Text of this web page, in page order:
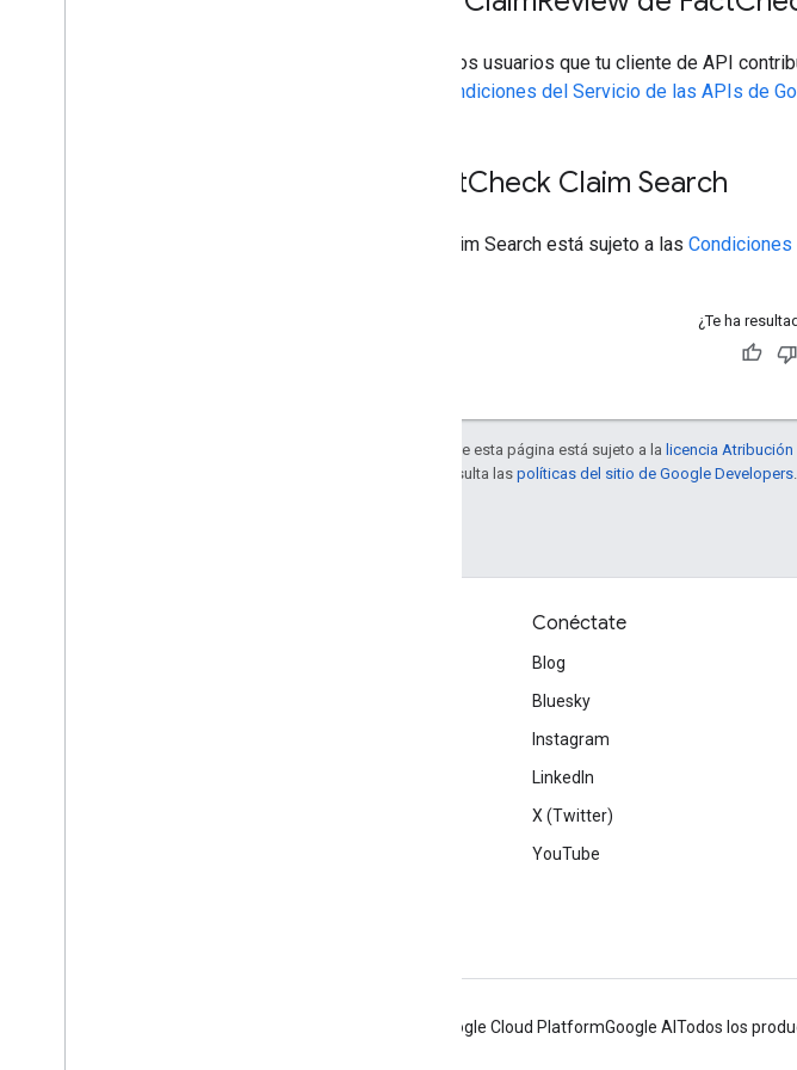
Es tu responsabilidad informar a los usuarios que tu cliente de API
Condiciones del Servicio de las APIs de
La API de Google FactCheck Claim Search
El uso de la API de FactCheck Claim Search está sujeto a las
¿Te ha
Salvo que se indique lo contrario, el contenido de esta página está sujeto a la licencia
. Para obtener más información, consulta las políticas del sitio de Google Developers
Conéctate
Blog
Bluesky
Instagram
LinkedIn
X (Twitter)
YouTube
Google Cloud PlatformGoogle AI Todos los